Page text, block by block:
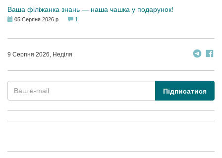
Ваша філіжанка знань — наша чашка у подарунок!
05 Серпня 2026 р. 1
9 Серпня 2026, Неділя
Підписатися